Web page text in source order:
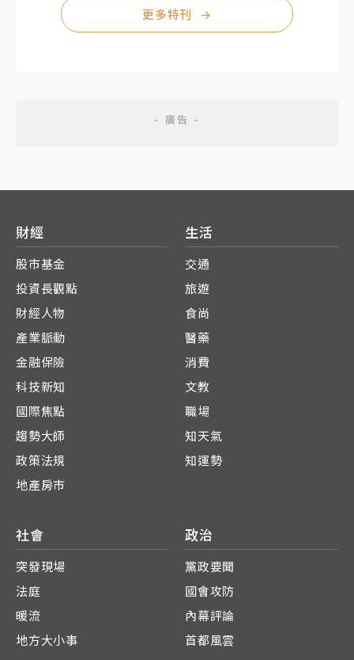
更多特刊 →
財經
股市基金
投資長觀點
財經人物
產業脈動
金融保險
科技新知
國際焦點
趨勢大師
政策法規
地產房市
生活
交通
旅遊
食尚
醫藥
消費
文教
職場
知天氣
知運勢
社會
突發現場
法庭
暖流
地方大小事
政治
黨政要聞
國會攻防
內幕評論
首都風雲